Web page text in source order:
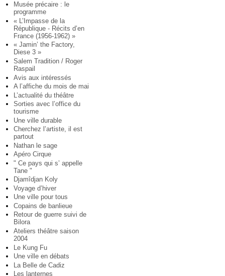
Musée précaire : le
programme
« L’Impasse de la
République - Récits d’en
France (1956-1962) »
« Jamin’ the Factory,
Diese 3 »
Salem Tradition / Roger
Raspail
Avis aux intéressés
A l’affiche du mois de mai
L’actualité du théâtre
Sorties avec l’office du
tourisme
Une ville durable
Cherchez l’artiste, il est
partout
Nathan le sage
Apéro Cirque
" Ce pays qui s’ appelle
Tane "
Djamîdjan Koly
Voyage d’hiver
Une ville pour tous
Copains de banlieue
Retour de guerre suivi de
Bilora
Ateliers théâtre saison
2004
Le Kung Fu
Une ville en débats
La Belle de Cadiz
Les lanternes